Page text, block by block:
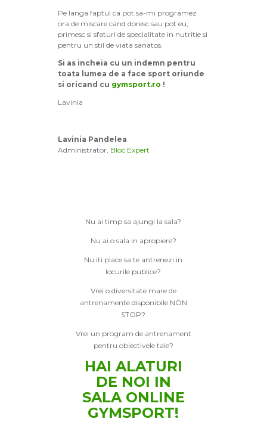
Pe langa faptul ca pot sa-mi programez
ora de miscare cand doresc sau pot eu,
primesc si sfaturi de specialitate in nutritie si
pentru un stil de viata sanatos.
Si as incheia cu un indemn pentru
toata lumea de a face sport oriunde
si oricand cu gymsport.ro !
Lavinia
Lavinia Pandelea
Administrator Bloc Expert
Nu ai timp sa ajungi la sala?
Nu ai o sala in apropiere?
Nu iti place sa te antrenezi in
locurile publice?
Vrei o diversitate mare de
antrenamente disponibile NON
STOP?
Vrei un program de antrenament
pentru obiectivele tale?
HAI ALATURI
DE NOI IN
SALA ONLINE
GYMSPORT!